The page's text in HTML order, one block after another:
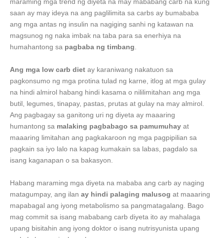
saan ay may ideya na ang paglilimita sa carbs ay bumababa
ang mga antas ng insulin na nagiging sanhi ng katawan na
magsunog ng naka imbak na taba para sa enerhiya na
humahantong sa pagbaba ng timbang
Ang mga low carb diet ay karaniwang nakatuon sa
pagkonsumo ng mga protina tulad ng karne, itlog at mga gulay
na hindi almirol habang hindi kasama o nililimitahan ang mga
butil, legumes, tinapay, pastas, prutas at gulay na may almirol.
Ang pagbagay sa ganitong uri ng diyeta ay maaaring
humantong sa malaking pagbabago sa pamumuhay at
maaaring limitahan ang pagkakaroon ng mga pagpipilian sa
pagkain sa iyo lalo na kapag kumakain sa labas, pagdalo sa
isang kaganapan o sa bakasyon.
Habang maraming mga diyeta na mababa ang carb ay naging
matagumpay, ang ilan ay hindi palaging malusog at maaaring
mapabagal ang iyong metabolismo sa pangmatagalang. Bago
mag commit sa isang mababang carb diyeta ito ay mahalaga
upang bisitahin ang iyong doktor o isang nutrisyunista upang